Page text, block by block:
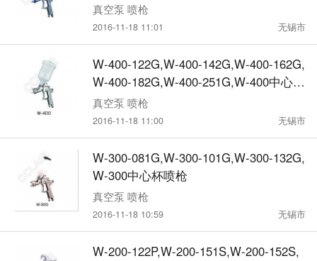
真空泵 喷枪
2016-11-18 11:01 无锡市
W-400-122G,W-400-142G,W-400-162G,
W-400-182G,W-400-251G,W-400中心杯
喷枪
真空泵 喷枪
2016-11-18 11:00 无锡市
W-300-081G,W-300-101G,W-300-132G,
W-300中心杯喷枪
真空泵 喷枪
2016-11-18 10:59 无锡市
W-200-122P,W-200-151S,W-200-152S,